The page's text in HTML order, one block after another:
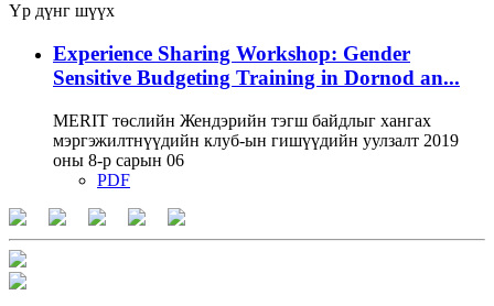
Үр дүнг шүүх
Experience Sharing Workshop: Gender
Sensitive Budgeting Training in Dornod an...
MERIT төслийн Жендэрийн тэгш байдлыг хангах
мэргэжилтнүүдийн клуб-ын гишүүдийн уулзалт 2019
оны 8-р сарын 06
PDF